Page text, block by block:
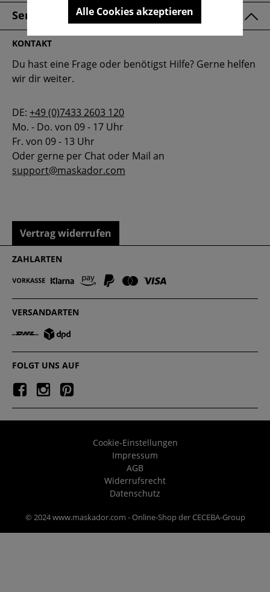
Service & FAQ
KONTAKT
Du hast eine Frage oder benötigst Hilfe? Gerne helfen
wir dir weiter.
DE: +49 (0)7433 2603 120
Mo. - Do. von 09 - 17 Uhr
Fr. von 09 - 13 Uhr
Oder gerne per Chat oder Mail an
support@maskador.com
Vertrag widerrufen
ZAHLARTEN
VERSANDARTEN
FOLGT UNS AUF
Cookie-Einstellungen
Impressum
AGB
Widerrufsrecht
Datenschutz
© 2024 www.maskador.com - Online-Shop der CECEBA-Group
Alle Cookies akzeptieren